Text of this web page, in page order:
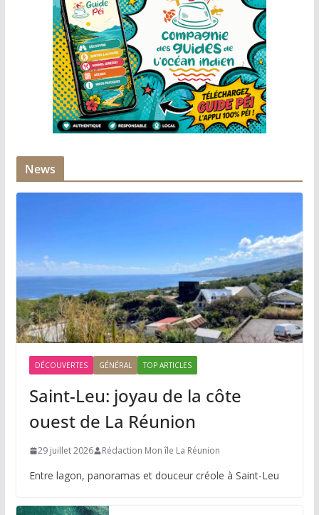
News
DÉCOUVERTES GÉNÉRAL TOP ARTICLES
Saint-Leu: joyau de la côte
ouest de La Réunion
29 juillet 2026 Rédaction Mon île La Réunion
Entre lagon, panoramas et douceur créole à Saint-Leu